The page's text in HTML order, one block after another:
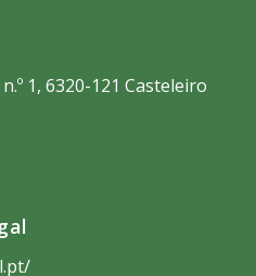
1, 6320-121 Casteleiro